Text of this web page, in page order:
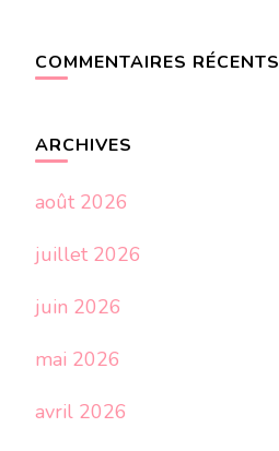
COMMENTAIRES RÉCENTS
ARCHIVES
août 2026
juillet 2026
juin 2026
mai 2026
avril 2026